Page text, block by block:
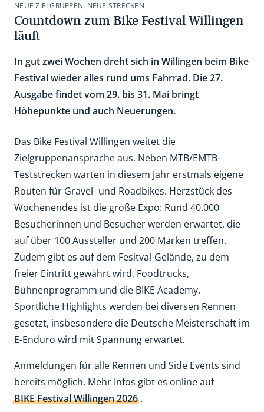
NEUE ZIELGRUPPEN, NEUE STRECKEN
Countdown zum Bike Festival Willingen
läuft
In gut zwei Wochen dreht sich in Willingen beim Bike
Festival wieder alles rund ums Fahrrad. Die 27.
Ausgabe findet vom 29. bis 31. Mai bringt
Höhepunkte und auch Neuerungen.
Das Bike Festival Willingen weitet die
Zielgruppenansprache aus. Neben MTB/EMTB-
Teststrecken warten in diesem Jahr erstmals eigene
Routen für Gravel- und Roadbikes. Herzstück des
Wochenendes ist die große Expo: Rund 40.000
Besucherinnen und Besucher werden erwartet, die
auf über 100 Aussteller und 200 Marken treffen.
Zudem gibt es auf dem Fesitval-Gelände, zu dem
freier Eintritt gewährt wird, Foodtrucks,
Bühnenprogramm und die BIKE Academy.
Sportliche Highlights werden bei diversen Rennen
gesetzt, insbesondere die Deutsche Meisterschaft im
E-Enduro wird mit Spannung erwartet.
Anmeldungen für alle Rennen und Side Events sind
bereits möglich. Mehr Infos gibt es online auf
BIKE Festival Willingen 2026.